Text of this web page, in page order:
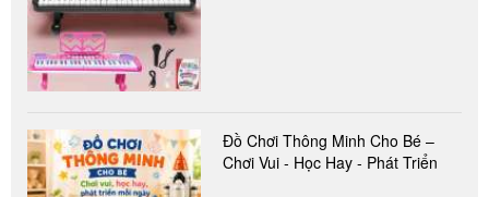
Đồ Chơi Thông Minh Cho Bé –
Chơi Vui - Học Hay - Phát Triển